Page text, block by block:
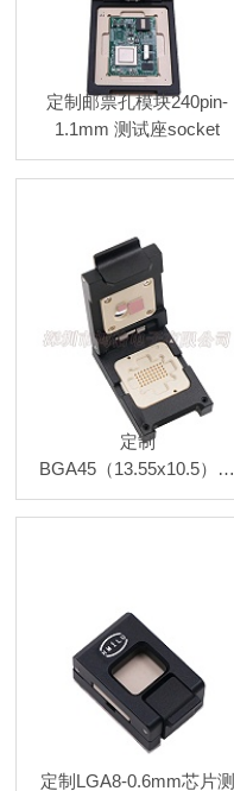
定制邮票孔模块240pin-
1.1mm 测试座socket
定制
BGA45（13.55x10.5）翻
盖探针测试座socket
定制LGA8-0.6mm芯片测